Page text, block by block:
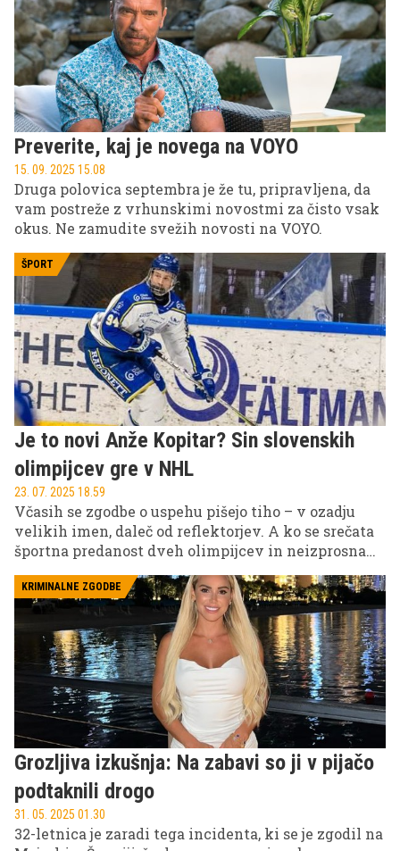
nivoju, serijo pa si bomo na VOYO lahko ogledali le
dan po svetovni premieri! Že v torek, 2. decembra,
namreč ekskluzivno na VOYO prihajata prva dva
dela.
Preverite, kaj je novega na VOYO
15. 09. 2025 15.08
Druga polovica septembra je že tu, pripravljena, da
vam postreže z vrhunskimi novostmi za čisto vsak
okus. Ne zamudite svežih novosti na VOYO.
ŠPORT
Je to novi Anže Kopitar? Sin slovenskih
olimpijcev gre v NHL
23. 07. 2025 18.59
Včasih se zgodbe o uspehu pišejo tiho – v ozadju
velikih imen, daleč od reflektorjev. A ko se srečata
športna predanost dveh olimpijcev in neizprosna
To je zgodba Tinusa Luca Koblarja.
KRIMINALNE ZGODBE
Grozljiva izkušnja: Na zabavi so ji v pijačo
podtaknili drogo
31. 05. 2025 01.30
32-letnica je zaradi tega incidenta, ki se je zgodil na